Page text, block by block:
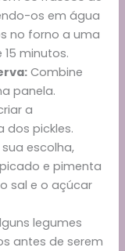
os em água
no forno a uma
minutos.
Combine
panela.
a
pickles.
escolha,
e pimenta
sal e o açúcar
legumes
antes de serem